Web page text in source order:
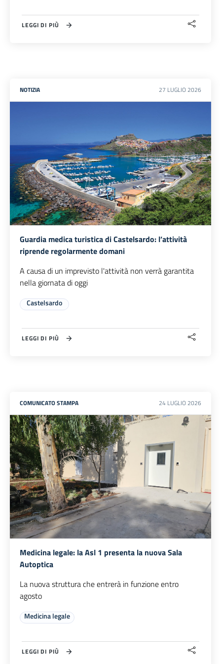
LEGGI DI PIÙ
NOTIZIA 27 LUGLIO 2026
Guardia medica turistica di Castelsardo: l’attività
riprende regolarmente domani
A causa di un imprevisto l'attività non verrà garantita
nella giornata di oggi
Castelsardo
LEGGI DI PIÙ
COMUNICATO STAMPA 24 LUGLIO 2026
Medicina legale: la Asl 1 presenta la nuova Sala
Autoptica
La nuova struttura che entrerà in funzione entro
agosto
Medicina legale
LEGGI DI PIÙ